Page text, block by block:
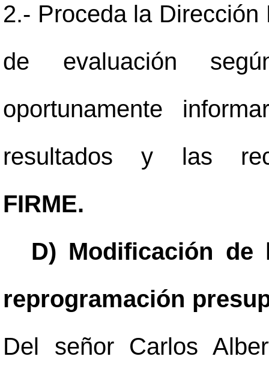
2.- Proceda la
de evaluación
oportunamente
resultados y las
FIRME.
D) Modificación
reprogramación
Del señor Carlos